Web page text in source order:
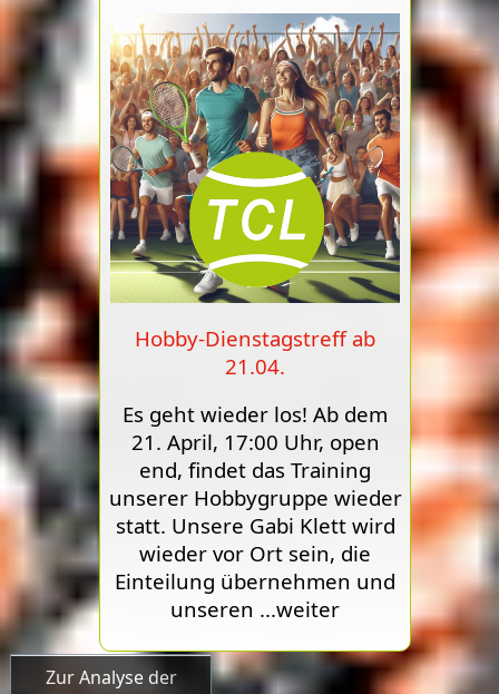
Zur Analyse der
Hobby-Dienstagstreff ab
21.04.
Es geht wieder los! Ab dem
21. April, 17:00 Uhr, open
end, findet das Training
unserer Hobbygruppe wieder
statt. Unsere Gabi Klett wird
wieder vor Ort sein, die
Einteilung übernehmen und
unseren ...weiter